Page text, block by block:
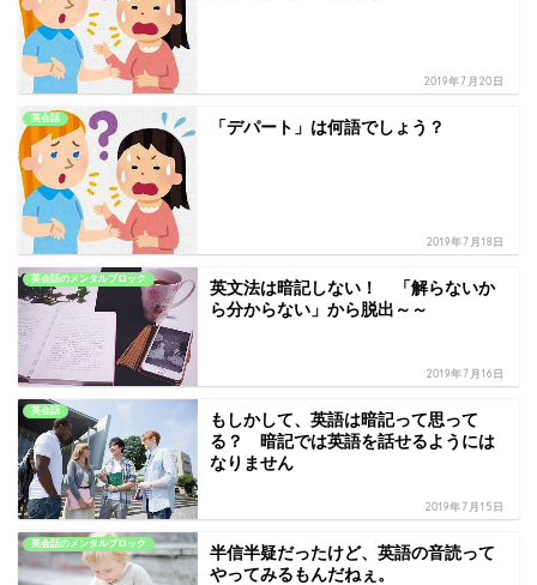
2019年7月20日
英会話 「デパート」は何語でしょう？
2019年7月18日
英会話のメンタルブロック
英文法は暗記しない！ 「解らないか
ら分からない」から脱出～～
2019年7月16日
英会話
もしかして、英語は暗記って思って
る？ 暗記では英語を話せるようには
なりません
2019年7月15日
英会話のメンタルブロック
半信半疑だったけど、英語の音読って
やってみるもんだねぇ。